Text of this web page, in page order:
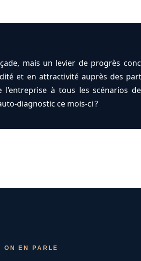
mais un levier de progrès
et en attractivité auprès des
à tous les scénarios
diagnostic ce mois-ci ?
ON EN PARLE